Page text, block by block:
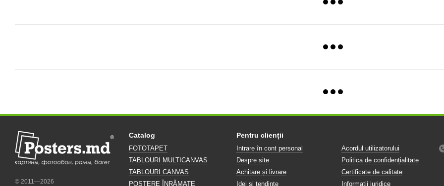
© 2011—2026
Catalog
FOTOTAPET
TABLOURI MULTICANVAS
TABLOURI CANVAS
POSTERE ÎNRĂMATE
Pentru clienții
Intrare în cont personal
Despre site
Achitare și livrare
Idei și tendințe
Acordul utilizatorului
Politica de confidențialitate
Certificate de calitate
Informații juridice